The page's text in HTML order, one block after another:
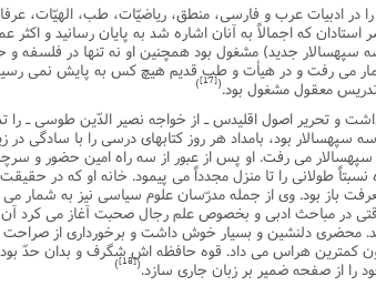
در ادبیات عرب و فارسى، منطق، ریاضیّات، طب، الهیّات،
استادان که اجمالاً به آنان اشاره شد به پایان رسانید و
سپهسالار جدید) مشغول بود همچنین او نه تنها در فلسفه و
مى رفت و در هیأت و طب قدیم هیچ کس به پایش نمى
معقول مشغول بود.(
[17]
)
و تحریر اصول اقلیدس ـ از خواجه نصیر الدّین طوسى ـ
سپهسالار بود، بامداد هر روز کتابهاى درسى را با سادگى در
سپهسالار مى رفت. او پس از عبور از سه راه امین حضور و
طولانى را تا منزل مجدداً مى پیمود. خانه او که در حقیقت
باز بود. وى از جمله مدرّسان علوم سیاسى نیز به شمار
در مباحث ادبى و بخصوص علم رجال صحبت آغاز مى کرد آن
محضرى دلنشین و بسیار خوش داشت و برخوردارى از صراحت
کمترین هراس مى داد. قوه حافظه اش شگرف و بدان حدّ بود
را از صفحه ضمیر بر زبان جارى سازد.(
[18]
)